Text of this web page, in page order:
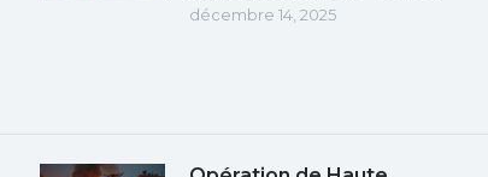
décembre 14, 2025